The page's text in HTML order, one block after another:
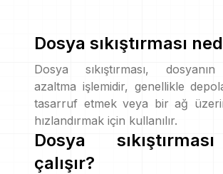
Dosya sıkıştırması
Dosya sıkıştırması,
azaltma işlemidir, genellikle
tasarruf etmek veya bir ağ
hızlandırmak için kullanılır.
Dosya
çalışır?